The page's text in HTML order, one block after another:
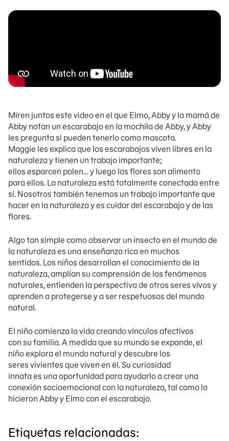
Miren juntos este video en el que Elmo, Abby y la mamá de
Abby notan un escarabajo en la mochila de Abby, y Abby
les pregunta si pueden tenerlo como mascota.
Maggie les explica que los escarabajos viven libres en la
naturaleza y tienen un trabajo importante;
ellos esparcen polen… y luego las flores son alimento
para ellos. La naturaleza está totalmente conectada entre
sí. Nosotros también tenemos un trabajo importante que
hacer en la naturaleza y es cuidar del escarabajo y de las
flores.
Algo tan simple como observar un insecto en el mundo de
la naturaleza es una enseñanza rica en muchos
sentidos. Los niños desarrollan el conocimiento de la
naturaleza, amplían su comprensión de los fenómenos
naturales, entienden la perspectiva de otros seres vivos y
aprenden a protegerse y a ser respetuosos del mundo
natural.
El niño comienza la vida creando vínculos afectivos
con su familia. A medida que su mundo se expande, el
niño explora el mundo natural y descubre los
seres vivientes que viven en él. Su curiosidad
innata es una oportunidad para ayudarlo a crear una
conexión socioemocional con la naturaleza, tal como lo
hicieron Abby y Elmo con el escarabajo.
Etiquetas relacionadas: